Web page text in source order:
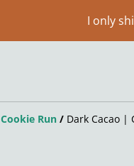
I only
Cookie Run / Dark Cacao |